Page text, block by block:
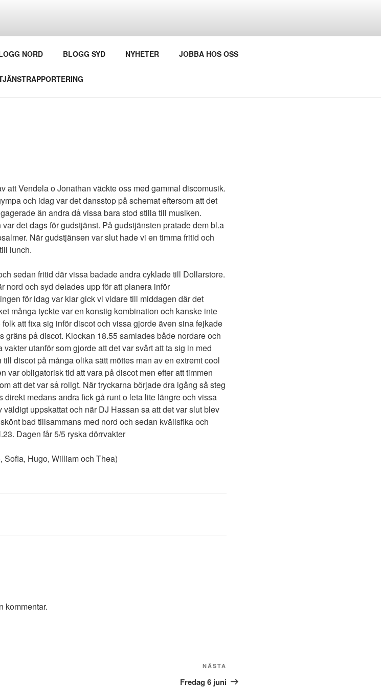
I EKSJÖ
NORD BLOGG SYD NYHETER JOBBA HOS OSS
att Vendela o Jonathan väckte oss med gammal discomusik.
och idag var det dansstop på schemat eftersom att det
än andra då vissa bara stod stilla till musiken.
det dags för gudstjänst. På gudstjänsten pratade dem bl.a
När gudstjänsen var slut hade vi en timma fritid och
lunch.
sedan fritid där vissa badade andra cyklade till Dollarstore.
nord och syd delades upp för att planera inför
för idag var klar gick vi vidare till middagen där det
många tyckte var en konstig kombination och kanske inte
att fixa sig inför discot och vissa gjorde även sina fejkade
gräns på discot. Klockan 18.55 samlades både nordare och
utanför som gjorde att det var svårt att ta sig in med
discot på många olika sätt möttes man av en extremt cool
var obligatorisk tid att vara på discot men efter att timmen
att det var så roligt. När tryckarna började dra igång så steg
medans andra fick gå runt o leta lite längre och vissa
uppskattat och när DJ Hassan sa att det var slut blev
bad tillsammans med nord och sedan kvällsfika och
Dagen får 5/5 ryska dörrvakter
Hugo, William och Thea)
kommentar.
inlägg
NÄSTA
Fredag 6 juni